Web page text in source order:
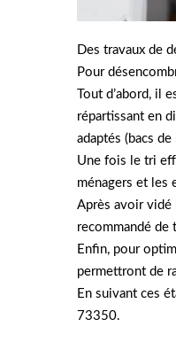
Des travaux de
Pour
Tout d’abord,
répartissant en
adaptés (bacs
Une fois le tri
ménagers et les
Après avoir vidé
recommandé de
Enfin, pour
permettront de
En suivant ces
73350.